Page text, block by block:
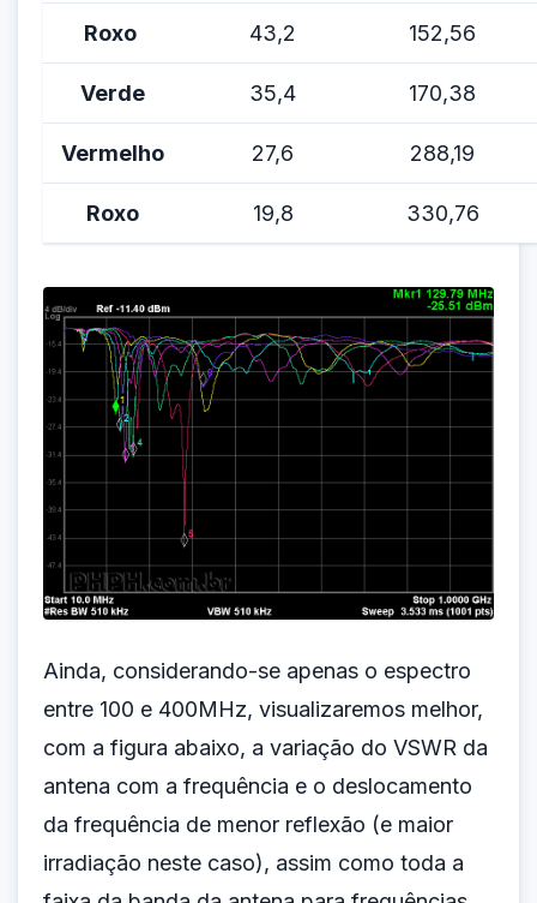
Roxo 43,2 152,56
Verde 35,4 170,38
Vermelho 27,6 288,19
Roxo 19,8 330,76
Ainda, considerando-se apenas o espectro
entre 100 e 400MHz, visualizaremos melhor,
com a figura abaixo, a variação do VSWR da
antena com a frequência e o deslocamento
da frequência de menor reflexão (e maior
irradiação neste caso), assim como toda a